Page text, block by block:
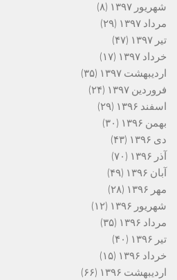
شهریور ۱۳۹۷
(۸)
مرداد ۱۳۹۷
(۲۹)
تیر ۱۳۹۷
(۴۷)
خرداد ۱۳۹۷
(۱۷)
اردیبهشت ۱۳۹۷
(۳۵)
فروردین ۱۳۹۷
(۲۴)
اسفند ۱۳۹۶
(۲۹)
بهمن ۱۳۹۶
(۳۰)
دی ۱۳۹۶
(۴۳)
آذر ۱۳۹۶
(۷۰)
آبان ۱۳۹۶
(۴۹)
مهر ۱۳۹۶
(۲۸)
شهریور ۱۳۹۶
(۱۲)
مرداد ۱۳۹۶
(۳۵)
تیر ۱۳۹۶
(۴۰)
خرداد ۱۳۹۶
(۱۵)
اردیبهشت ۱۳۹۶
(۶۶)